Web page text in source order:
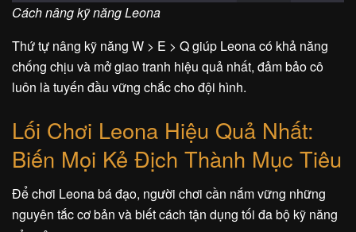
Cách nâng kỹ năng Leona
Thứ tự nâng kỹ năng W > E > Q giúp Leona có khả năng
chống chịu và mở giao tranh hiệu quả nhất, đảm bảo cô
luôn là tuyến đầu vững chắc cho đội hình.
Lối Chơi Leona Hiệu Quả Nhất:
Biến Mọi Kẻ Địch Thành Mục Tiêu
Để chơi Leona bá đạo, người chơi cần nắm vững những
nguyên tắc cơ bản và biết cách tận dụng tối đa bộ kỹ năng